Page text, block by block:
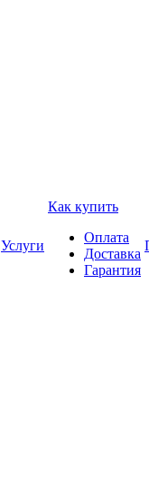
Услуги
Как купить
Оплата
Доставка
Гарантия